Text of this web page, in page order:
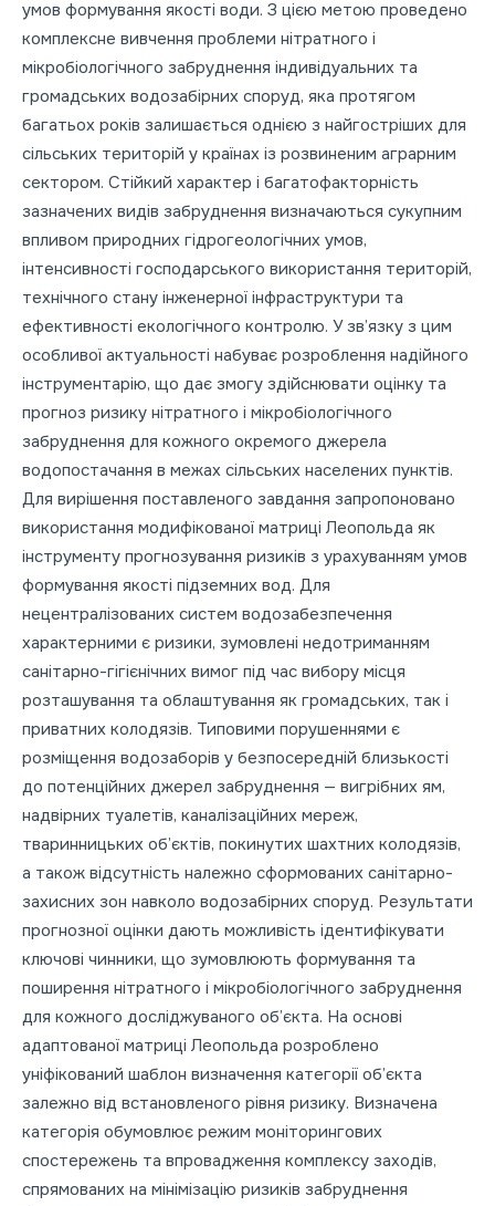
умов формування якості води. З цією метою проведено
комплексне вивчення проблеми нітратного і
мікробіологічного забруднення індивідуальних та
громадських водозабірних споруд, яка протягом
багатьох років залишається однією з найгостріших для
сільських територій у країнах із розвиненим аграрним
сектором. Стійкий характер і багатофакторність
зазначених видів забруднення визначаються сукупним
впливом природних гідрогеологічних умов,
інтенсивності господарського використання територій,
технічного стану інженерної інфраструктури та
ефективності екологічного контролю. У зв’язку з цим
особливої актуальності набуває розроблення надійного
інструментарію, що дає змогу здійснювати оцінку та
прогноз ризику нітратного і мікробіологічного
забруднення для кожного окремого джерела
водопостачання в межах сільських населених пунктів.
Для вирішення поставленого завдання запропоновано
використання модифікованої матриці Леопольда як
інструменту прогнозування ризиків з урахуванням умов
формування якості підземних вод. Для
нецентралізованих систем водозабезпечення
характерними є ризики, зумовлені недотриманням
санітарно-гігієнічних вимог під час вибору місця
розташування та облаштування як громадських, так і
приватних колодязів. Типовими порушеннями є
розміщення водозаборів у безпосередній близькості
до потенційних джерел забруднення — вигрібних ям,
надвірних туалетів, каналізаційних мереж,
тваринницьких об’єктів, покинутих шахтних колодязів,
а також відсутність належно сформованих санітарно-
захисних зон навколо водозабірних споруд. Результати
прогнозної оцінки дають можливість ідентифікувати
ключові чинники, що зумовлюють формування та
поширення нітратного і мікробіологічного забруднення
для кожного досліджуваного об’єкта. На основі
адаптованої матриці Леопольда розроблено
уніфікований шаблон визначення категорії об’єкта
залежно від встановленого рівня ризику. Визначена
категорія обумовлює режим моніторингових
спостережень та впровадження комплексу заходів,
спрямованих на мінімізацію ризиків забруднення